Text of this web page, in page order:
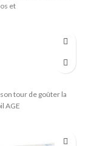
et
tour de goûter la
AGE